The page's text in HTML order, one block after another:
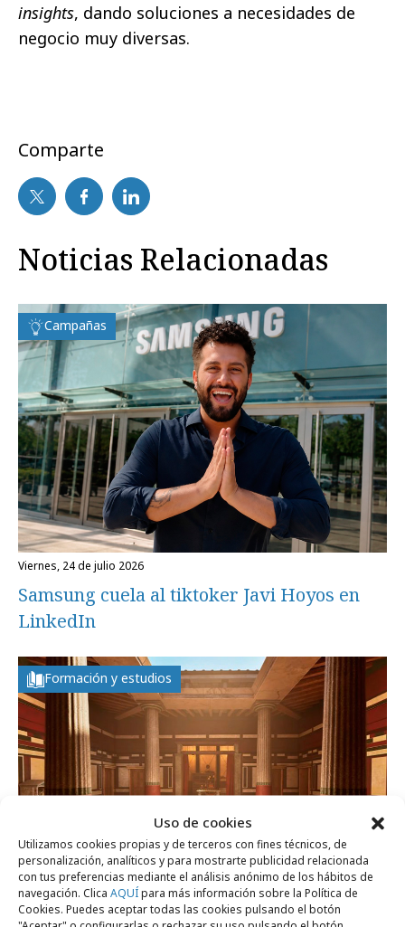
Uso de cookies
Utilizamos cookies propias y de terceros con fines técnicos, de
personalización, analíticos y para mostrarte publicidad relacionada
con tus preferencias mediante el análisis anónimo de los hábitos de
navegación. Clica AQUÍpara más información sobre la Política de
Cookies. Puedes aceptar todas las cookies pulsando el botón
insights, dando soluciones a necesidades de
negocio muy diversas.
Comparte
Noticias Relacionadas
Campañas
viernes, 24 de julio 2026
Samsung cuela al tiktoker Javi Hoyos en
LinkedIn
Formación y estudios
martes, 30 de junio 2026